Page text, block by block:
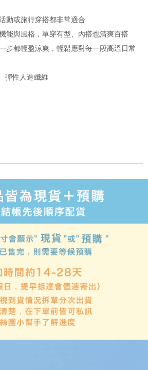
動或旅行穿搭都非常適合
能與風格，單穿有型、內搭也清爽百搭
步都輕盈涼爽，輕鬆應對每一段高溫日常
彈性人造纖維